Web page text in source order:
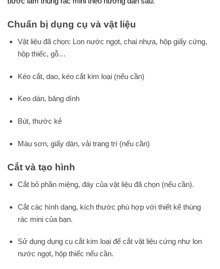
Chuẩn bị dụng cụ và vật liệu
Vật liệu đã chọn: Lon nước ngọt, chai nhựa, hộp giấy cứng,
hộp thiếc, gỗ…
Kéo cắt, dao, kéo cắt kim loại (nếu cần)
Keo dán, băng dính
Bút, thước kẻ
Màu sơn, giấy dán, vải trang trí (nếu cần)
Cắt và tạo hình
Cắt bỏ phần miệng, đáy của vật liệu đã chọn (nếu cần).
Cắt các hình dạng, kích thước phù hợp với thiết kế thùng
rác mini của bạn.
Sử dụng dụng cụ cắt kim loại để cắt vật liệu cứng như lon
nước ngọt, hộp thiếc nếu cần.